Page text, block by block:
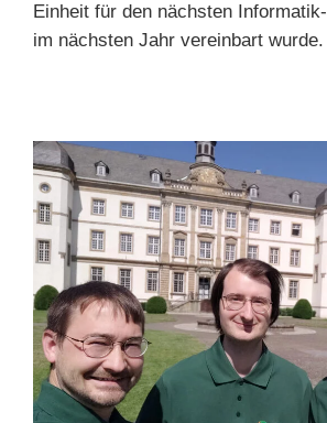
Einheit für den nächsten
im nächsten Jahr vereinbart wurde.